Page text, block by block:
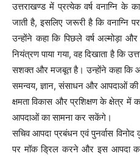
उत्तराखण्ड में प्रत्येक वर्ष वनाग्नि के
जाती है, इसलिए जरूरी है कि वनाग्नि
उन्होंने कहा कि पिछले वर्ष अल्मोड़ा
नियंत्रण पाया गया, वह दिखाता है कि
सशक्त और मजबूत है। उन्होंने कहा कि
समन्वय, ज्ञान, संसाधन और आपदाओं
क्षमता विकास और प्रशिक्षण के क्षेत्र
आपदाओं का सामना कर सकेंगे।
सचिव आपदा प्रबंधन एवं पुनर्वास
पर मॉक ड्रिल करने और इस आपदा